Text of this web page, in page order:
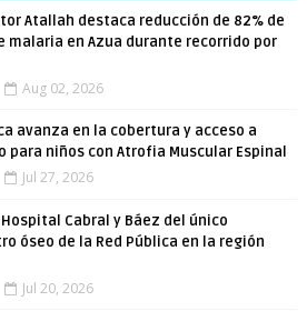
Atallah destaca reducción de 82% de
malaria en Azua durante recorrido por
Aug 02, 2026
avanza en la cobertura y acceso a
niños con Atrofia Muscular Espinal
Jul 27, 2026
Hospital Cabral y Báez del único
óseo de la Red Pública en la región
Jul 20, 2026